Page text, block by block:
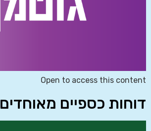
Open to access this content
דוחות כספיים מאוחדים 10866